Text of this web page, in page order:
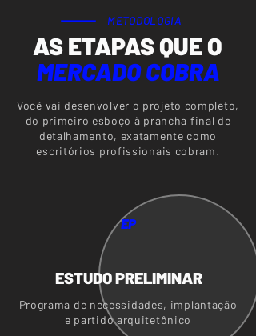
METODOLOGIA
AS ETAPAS QUE O
MERCADO COBRA
Você vai desenvolver o projeto completo,
do primeiro esboço à prancha final de
detalhamento, exatamente como
escritórios profissionais cobram.
EP
ESTUDO PRELIMINAR
Programa de necessidades, implantação
e partido arquitetônico